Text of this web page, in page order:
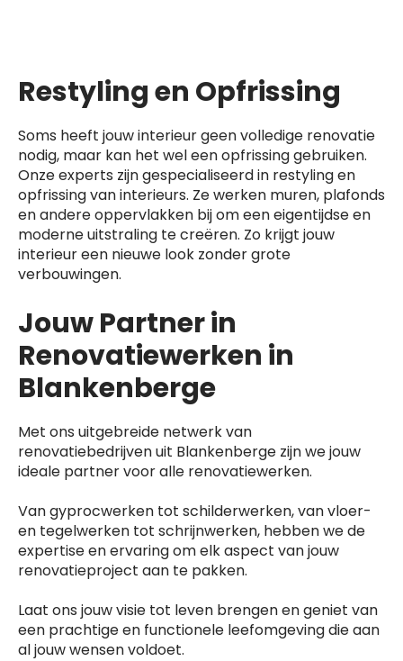
Restyling en Opfrissing
Soms heeft jouw interieur geen volledige renovatie
nodig, maar kan het wel een opfrissing gebruiken.
Onze experts zijn gespecialiseerd in restyling en
opfrissing van interieurs. Ze werken muren, plafonds
en andere oppervlakken bij om een eigentijdse en
moderne uitstraling te creëren. Zo krijgt jouw
interieur een nieuwe look zonder grote
verbouwingen.
Jouw Partner in
Renovatiewerken in
Blankenberge
Met ons uitgebreide netwerk van
renovatiebedrijven uit Blankenberge zijn we jouw
ideale partner voor alle renovatiewerken.
Van gyprocwerken tot schilderwerken, van vloer-
en tegelwerken tot schrijnwerken, hebben we de
expertise en ervaring om elk aspect van jouw
renovatieproject aan te pakken.
Laat ons jouw visie tot leven brengen en geniet van
een prachtige en functionele leefomgeving die aan
al jouw wensen voldoet.